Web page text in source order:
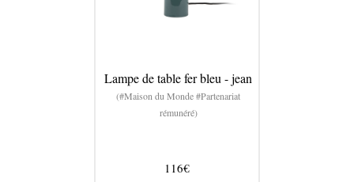
Lampe de table fer bleu - jean
(#Maison du Monde #Partenariat
rémunéré)
116€